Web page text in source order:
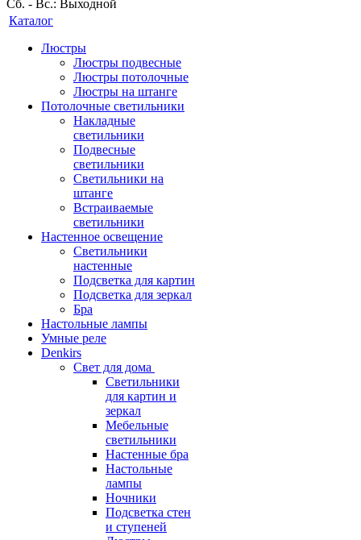
Сб. - Вс.: Выходной
Каталог
Люстры
Люстры подвесные
Люстры потолочные
Люстры на штанге
Потолочные светильники
Накладные
светильники
Подвесные
светильники
Светильники на
штанге
Встраиваемые
светильники
Настенное освещение
Светильники
настенные
Подсветка для картин
Подсветка для зеркал
Бра
Настольные лампы
Умные реле
Denkirs
Свет для дома
Светильники
для картин и
зеркал
Мебельные
светильники
Настенные бра
Настольные
лампы
Ночники
Подсветка стен
и ступеней